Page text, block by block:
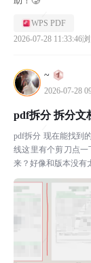
WPS PDF
2026-07-28 11:33:46
~
2026-07-28
pdf拆分 拆分文
pdf拆分 现在能找到
线这里有个剪刀点
来？好像和版本没有